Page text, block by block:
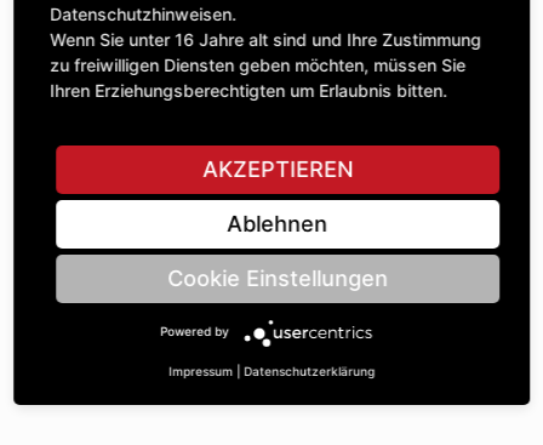
IN DEN WARENKORB
KETTENRÄdeR ZWEIFACH ¾“ | Zähnezahl A: 30/30 |
BohrungsØ B: 40 | Länge C: 40 |
Datenschutzhinweisen.
Wenn Sie unter 16 Jahre alt sind und Ihre Zustimmung
zu freiwilligen Diensten geben möchten, müssen Sie
Ihren Erziehungsberechtigten um Erlaubnis bitten.
AKZEPTIEREN
Ablehnen
Cookie Einstellungen
Powered by
Impressum Datenschutzerklärung